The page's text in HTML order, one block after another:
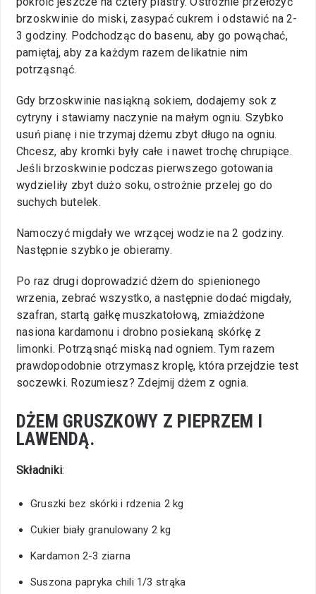
brzoskwinie do miski, zasypać cukrem i odstawić na 2-
3 godziny. Podchodząc do basenu, aby go powąchać,
pamiętaj, aby za każdym razem delikatnie nim
potrząsnąć.
Gdy brzoskwinie nasiąkną sokiem, dodajemy sok z
cytryny i stawiamy naczynie na małym ogniu. Szybko
usuń pianę i nie trzymaj dżemu zbyt długo na ogniu.
Chcesz, aby kromki były całe i nawet trochę chrupiące.
Jeśli brzoskwinie podczas pierwszego gotowania
wydzieliły zbyt dużo soku, ostrożnie przelej go do
suchych butelek.
Namoczyć migdały we wrzącej wodzie na 2 godziny.
Następnie szybko je obieramy.
Po raz drugi doprowadzić dżem do spienionego
wrzenia, zebrać wszystko, a następnie dodać migdały,
szafran, startą gałkę muszkatołową, zmiażdżone
nasiona kardamonu i drobno posiekaną skórkę z
limonki. Potrząsnąć miską nad ogniem. Tym razem
prawdopodobnie otrzymasz kroplę, która przejdzie test
soczewki. Rozumiesz? Zdejmij dżem z ognia.
DŻEM GRUSZKOWY Z PIEPRZEM I
LAWENDĄ.
Składniki:
Gruszki bez skórki i rdzenia 2 kg
Cukier biały granulowany 2 kg
Kardamon 2-3 ziarna
Suszona papryka chili 1/3 strąka